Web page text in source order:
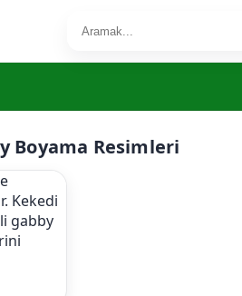
Boyama Resimleri